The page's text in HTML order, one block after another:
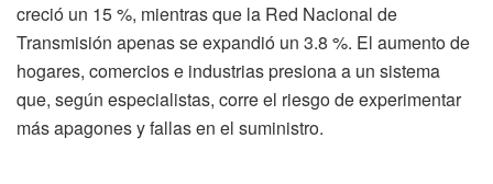
creció un 15 %, mientras que la Red Nacional de
Transmisión apenas se expandió un 3.8 %. El aumento de
hogares, comercios e industrias presiona a un sistema
que, según especialistas, corre el riesgo de experimentar
más apagones y fallas en el suministro.